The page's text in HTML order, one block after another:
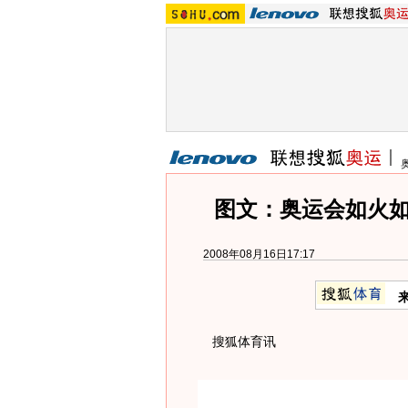
图文：奥运会如火
2008年08月16日17:17
搜狐体育讯